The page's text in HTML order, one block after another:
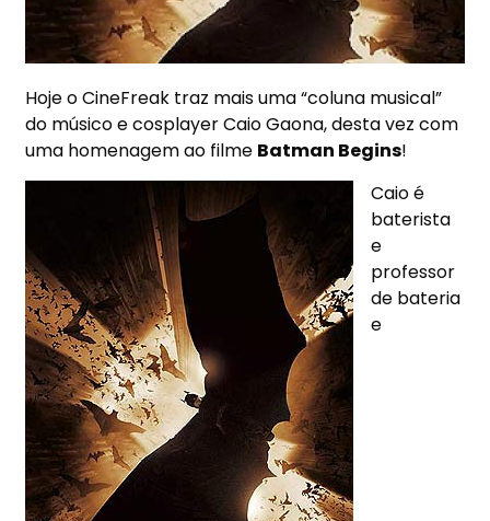
Hoje o CineFreak traz mais uma “coluna musical”
do músico e cosplayer Caio Gaona, desta vez com
uma homenagem ao filme Batman Begins!
Caio é
baterista
e
professor
de bateria
e